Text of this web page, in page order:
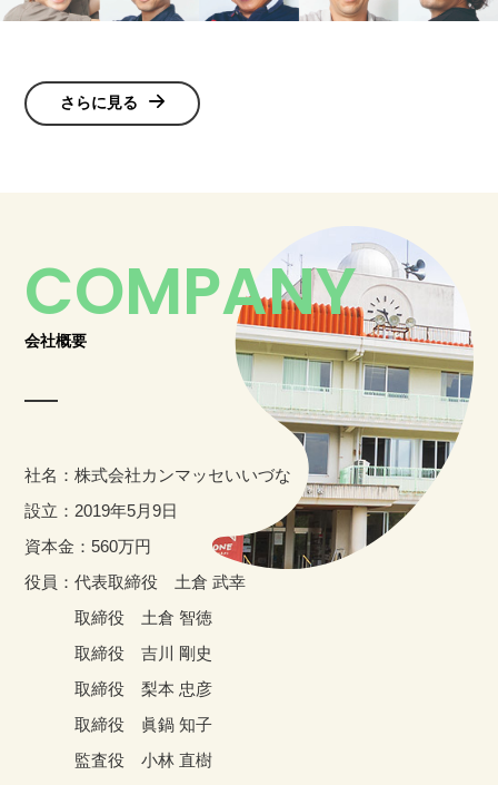
さらに見る
COMPANY
会社概要
社名：株式会社カンマッセいいづな
設立：2019年5月9日
資本金：560万円
役員：代表取締役 土倉 武幸
取締役 土倉 智徳
取締役 吉川 剛史
取締役 梨本 忠彦
取締役 眞鍋 知子
監査役 小林 直樹